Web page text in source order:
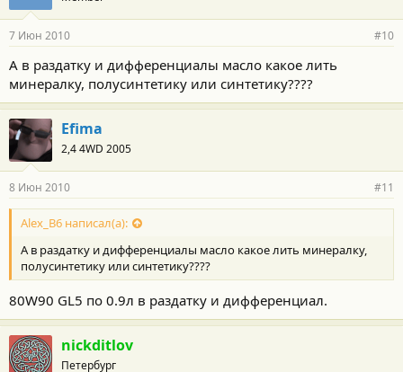
7 Июн 2010 #10
А в раздатку и дифференциалы масло какое лить
минералку, полусинтетику или синтетику????
Efima
2,4 4WD 2005
8 Июн 2010 #11
Alex_B6 написал(а):
А в раздатку и дифференциалы масло какое лить минералку,
полусинтетику или синтетику????
80W90 GL5 по 0.9л в раздатку и дифференциал.
nickditlov
Петербург